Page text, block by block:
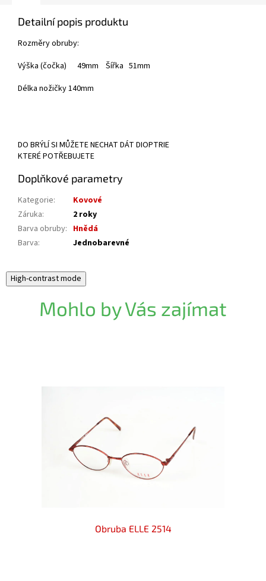
Detailní popis produktu
Rozměry obruby:
Výška (čočka) 49mm Šířka 51mm
Délka nožičky 140mm
DO BRÝLÍ SI MŮŽETE NECHAT DÁT DIOPTRIE
KTERÉ POTŘEBUJETE
Doplňkové parametry
Kategorie:
Kovové
Záruka:
2 roky
Barva obruby: Hnědá
Barva: Jednobarevné
High-contrast mode
Mohlo by Vás zajímat
Obruba ELLE 2514